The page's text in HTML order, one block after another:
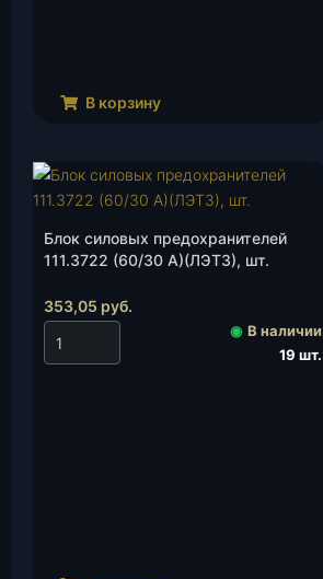
В корзину
Блок силовых предохранителей
111.3722 (60/30 А)(ЛЭТЗ), шт.
353,05 руб.
◉ В наличии
19 шт.